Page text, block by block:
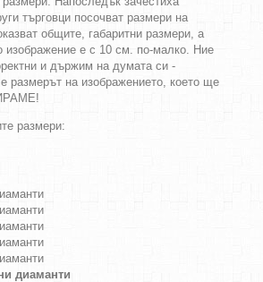
търговци посочват размери на
общите, габаритни размери, а
изображение е с 10 см. по-малко. Ние
и държим на думата си -
размерът на изображението, което ще
размери:
диаманти